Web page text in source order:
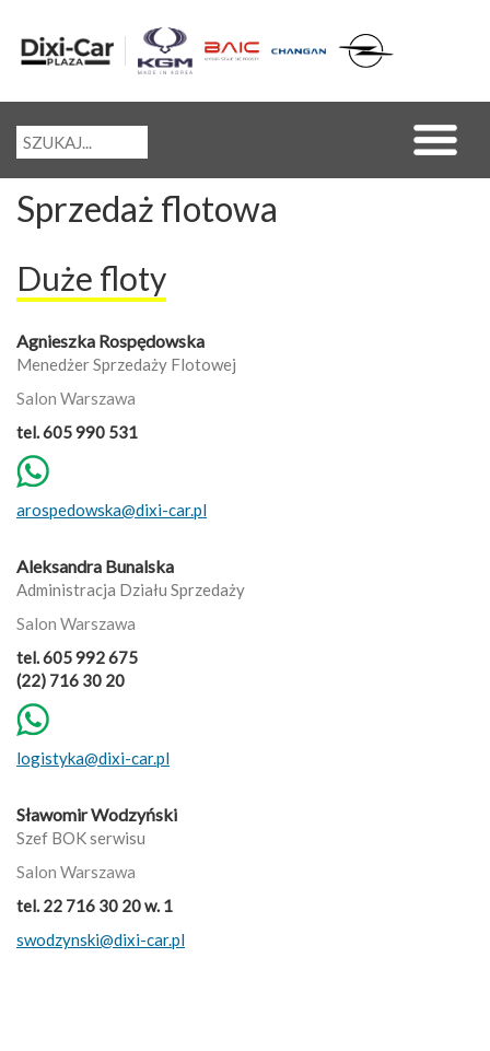
Sprzedaż flotowa
Duże floty
Agnieszka Rospędowska
Menedżer Sprzedaży Flotowej
Salon Warszawa
tel. 605 990 531
arospedowska@dixi-car.pl
Aleksandra Bunalska
Administracja Działu Sprzedaży
Salon Warszawa
tel. 605 992 675
(22) 716 30 20
logistyka@dixi-car.pl
Sławomir Wodzyński
Szef BOK serwisu
Salon Warszawa
tel. 22 716 30 20 w. 1
swodzynski@dixi-car.pl